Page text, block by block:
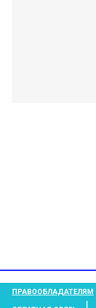
ПРАВООБЛАДАТЕЛЯМ